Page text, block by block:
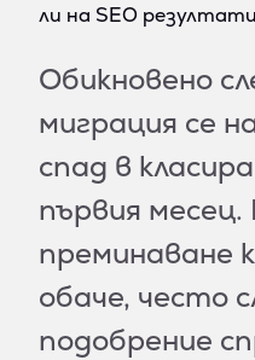
ли на SEO
Обикновено
миграция се
спад в
първия месец.
преминаване
обаче, често
подобрение